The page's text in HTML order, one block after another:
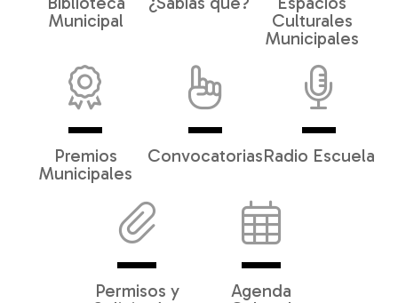
Municipal
Culturales
Municipales
Premios
Municipales
ConvocatoriasRadio Escuela
Permisos y
Agenda